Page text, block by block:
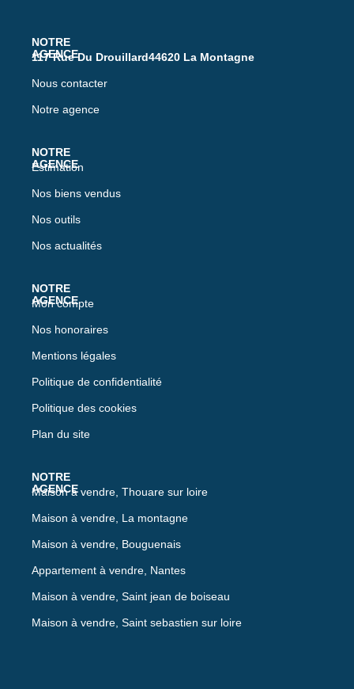
117 Rue Du Drouillard44620 La Montagne
Nous contacter
Notre agence
Estimation
Nos biens vendus
Nos outils
Nos actualités
Mon compte
Nos honoraires
Mentions légales
Politique de confidentialité
Politique des cookies
Plan du site
Maison à vendre, Thouare sur loire
Maison à vendre, La montagne
Maison à vendre, Bouguenais
Appartement à vendre, Nantes
Maison à vendre, Saint jean de boiseau
Maison à vendre, Saint sebastien sur loire